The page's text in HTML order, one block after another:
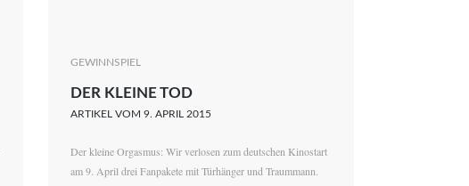
GEWINNSPIEL
DER KLEINE TOD
ARTIKEL VOM 9. APRIL 2015
Der kleine Orgasmus: Wir verlosen zum deutschen Kinostart
am 9. April drei Fanpakete mit Türhänger und Traummann.